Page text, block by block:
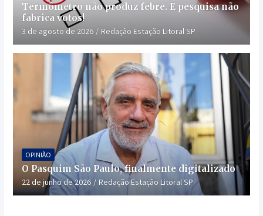
Termômetro não produz febre. E pesquisa não
fabrica votos!
3 de agosto de 2026 Redação Estação Litoral SP
OPINIÃO
O Pasquim São Paulo, finalmente digitalizado
22 de junho de 2026 Redação Estação Litoral SP